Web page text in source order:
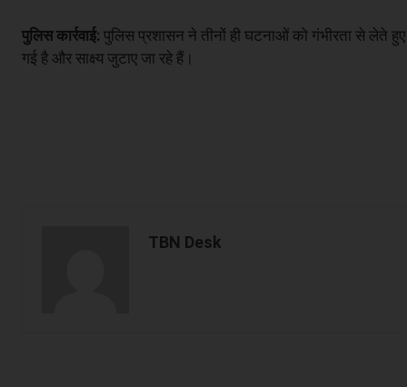
पुलिस कार्रवाई: पुलिस प्रशासन ने तीनों ही घटनाओं को गंभीरता से लेते
गई है और साक्ष्य जुटाए जा रहे हैं।
TBN Desk